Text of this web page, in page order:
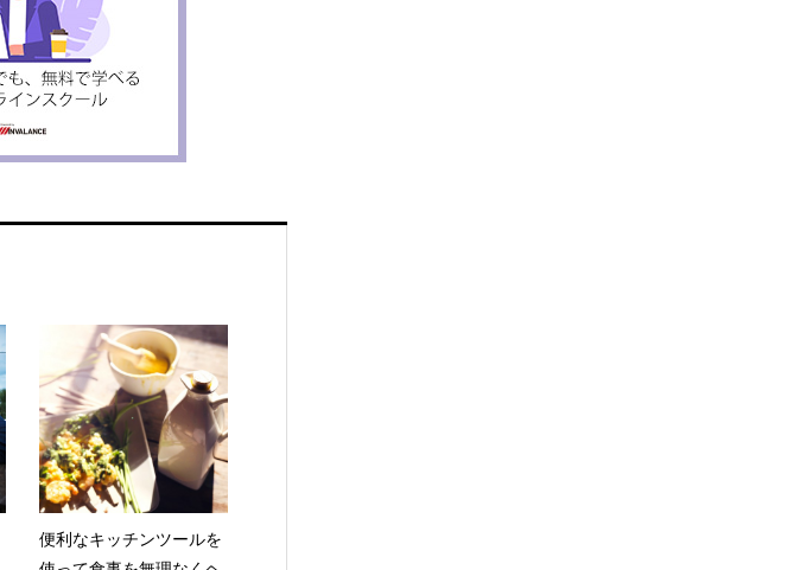
便利なキッチンツールを